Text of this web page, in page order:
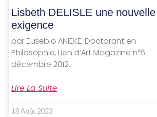
Lisbeth DELISLE une nouvelle
exigence
par Eusebio ANIEKE, Doctorant en
Philosophie, Lien d’Art Magazine n°6
décembre 2012.
Lire La Suite
18 Août 2023